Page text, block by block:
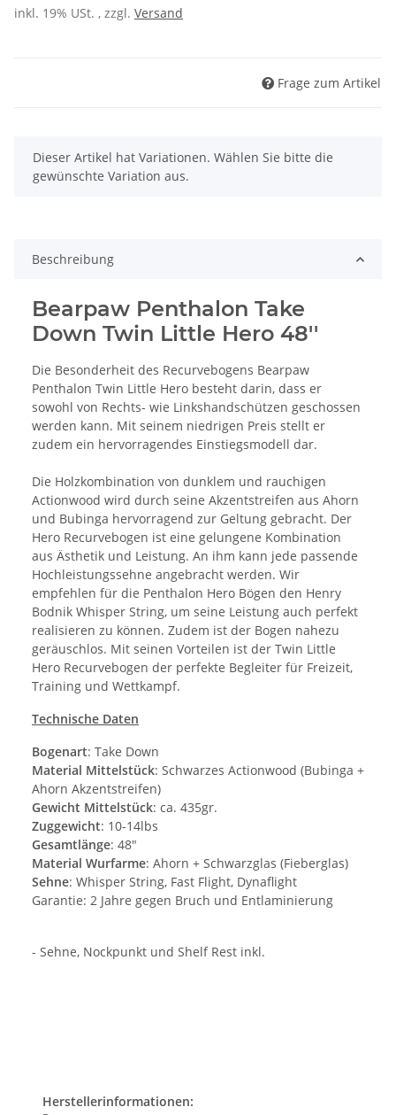
inkl. 19% USt. , zzgl. Versand
Frage zum Artikel
x
Dieser Artikel hat Variationen. Wählen Sie bitte die
gewünschte Variation aus.
Beschreibung
Bearpaw Penthalon Take
Down Twin Little Hero 48''
Die Besonderheit des Recurvebogens Bearpaw
Penthalon Twin Little Hero besteht darin, dass er
sowohl von Rechts- wie Linkshandschützen geschossen
werden kann. Mit seinem niedrigen Preis stellt er
zudem ein hervorragendes Einstiegsmodell dar.
Die Holzkombination von dunklem und rauchigen
Actionwood wird durch seine Akzentstreifen aus Ahorn
und Bubinga hervorragend zur Geltung gebracht. Der
Hero Recurvebogen ist eine gelungene Kombination
aus Ästhetik und Leistung. An ihm kann jede passende
Hochleistungssehne angebracht werden. Wir
empfehlen für die Penthalon Hero Bögen den Henry
Bodnik Whisper String, um seine Leistung auch perfekt
realisieren zu können. Zudem ist der Bogen nahezu
geräuschlos. Mit seinen Vorteilen ist der Twin Little
Hero Recurvebogen der perfekte Begleiter für Freizeit,
Training und Wettkampf.
Technische Daten
Bogenart: Take Down
Material Mittelstück: Schwarzes Actionwood (Bubinga +
Ahorn Akzentstreifen)
Gewicht Mittelstück: ca. 435gr.
Zuggewicht: 10-14lbs
Gesamtlänge: 48"
Material Wurfarme: Ahorn + Schwarzglas (Fieberglas)
Sehne: Whisper String, Fast Flight, Dynaflight
Garantie: 2 Jahre gegen Bruch und Entlaminierung
- Sehne, Nockpunkt und Shelf Rest inkl.
Herstellerinformationen: